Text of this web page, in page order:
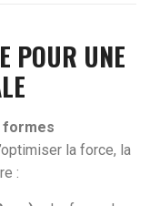
POUR UNE
la force, la
: